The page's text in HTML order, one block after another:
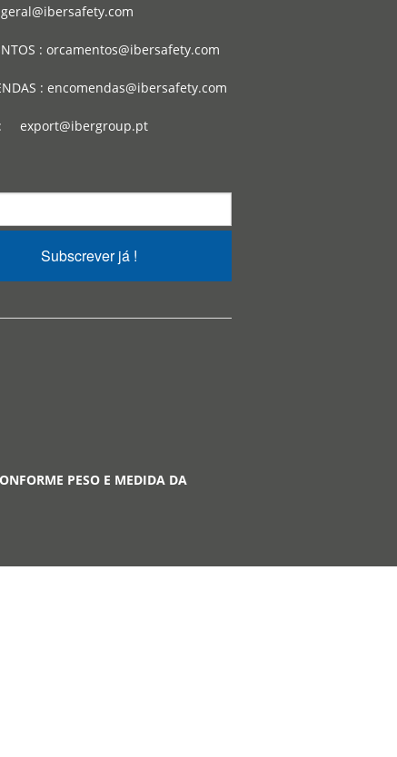
geral@ibersafety.com
: orcamentos@ibersafety.com
: encomendas@ibersafety.com
: export@ibergroup.pt
Subscrever já !
PESO E MEDIDA DA